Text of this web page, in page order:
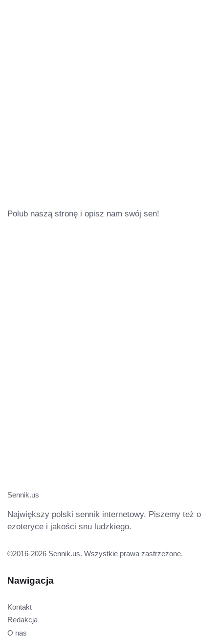
Polub naszą stronę i opisz nam swój sen!
Sennik.us
Największy polski sennik internetowy. Piszemy też o
ezoteryce i jakości snu ludzkiego.
©2016-2026 Sennik.us. Wszystkie prawa zastrzeżone.
Nawigacja
Kontakt
Redakcja
O nas